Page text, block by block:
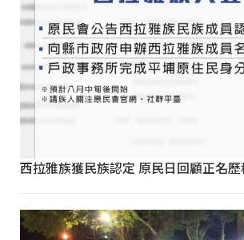
西拉雅族獲民族認定 原民日回顧正名歷